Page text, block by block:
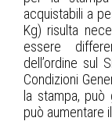
acquistabili a
Kg) risulta
essere
dell’ordine sul
Condizioni
la stampa,
può aumentare